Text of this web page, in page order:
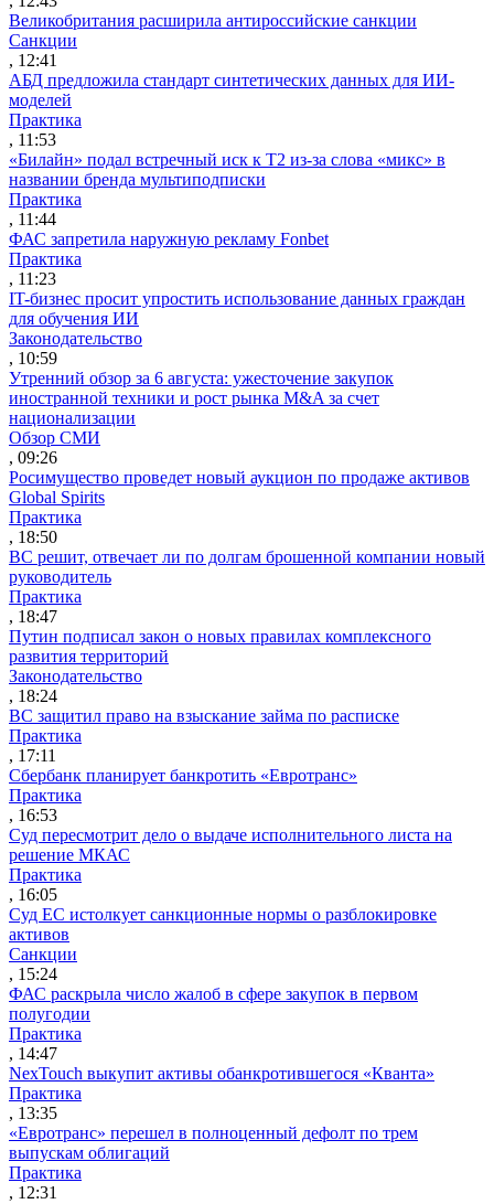
Великобритания расширила антироссийские санкции
Санкции
, 12:41
АБД предложила стандарт синтетических данных для ИИ-
моделей
Практика
, 11:53
«Билайн» подал встречный иск к Т2 из-за слова «микс» в
названии бренда мультиподписки
Практика
, 11:44
ФАС запретила наружную рекламу Fonbet
Практика
, 11:23
IT-бизнес просит упростить использование данных граждан
для обучения ИИ
Законодательство
, 10:59
Утренний обзор за 6 августа: ужесточение закупок
иностранной техники и рост рынка M&A за счет
национализации
Обзор СМИ
, 09:26
Росимущество проведет новый аукцион по продаже активов
Global Spirits
Практика
, 18:50
ВС решит, отвечает ли по долгам брошенной компании новый
руководитель
Практика
, 18:47
Путин подписал закон о новых правилах комплексного
развития территорий
Законодательство
, 18:24
ВС защитил право на взыскание займа по расписке
Практика
, 17:11
Сбербанк планирует банкротить «Евротранс»
Практика
, 16:53
Суд пересмотрит дело о выдаче исполнительного листа на
решение МКАС
Практика
, 16:05
Суд ЕС истолкует санкционные нормы о разблокировке
активов
Санкции
, 15:24
ФАС раскрыла число жалоб в сфере закупок в первом
полугодии
Практика
, 14:47
NexTouch выкупит активы обанкротившегося «Кванта»
Практика
, 13:35
«Евротранс» перешел в полноценный дефолт по трем
выпускам облигаций
Практика
, 12:31